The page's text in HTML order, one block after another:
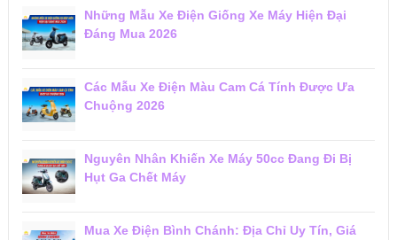
Những Mẫu Xe Điện Giống Xe Máy Hiện Đại
Đáng Mua 2026
Các Mẫu Xe Điện Màu Cam Cá Tính Được Ưa
Chuộng 2026
Nguyên Nhân Khiến Xe Máy 50cc Đang Đi Bị
Hụt Ga Chết Máy
Mua Xe Điện Bình Chánh: Địa Chỉ Uy Tín, Giá